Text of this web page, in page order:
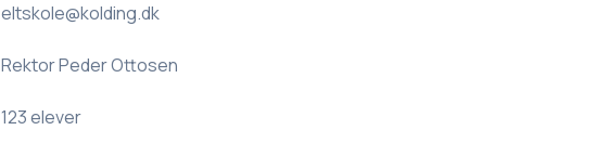
eltskole@kolding.dk
RektorPeder Ottosen
123elever